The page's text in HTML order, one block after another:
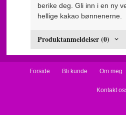
berike deg. Gli inn i en ny
hellige kakao bønnenerne.
Produktanmeldelser (0)
Forside Bli kunde Om meg
Kontakt